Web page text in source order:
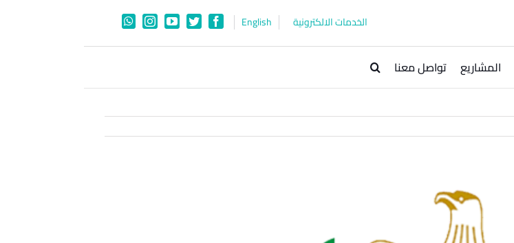
الخدمات الالكترونية English
Facebook
Twitter
YouTube
Instagram
WhatsApp
المشاريع تواصل معنا